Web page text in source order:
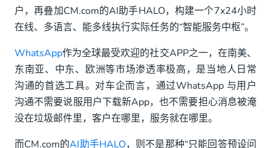
户，再叠加CM.com的AI助手HALO，构建一个7x24小时
在线、多语言、能多线执行实际任务的“智能服务中枢”。
WhatsApp作为全球最受欢迎的社交APP之一，在南美、
东南亚、中东、欧洲等市场渗透率极高，是当地人日常
沟通的首选工具。对车企而言，通过WhatsApp 与用户
沟通不需要说服用户下载新App，也不需要担心消息被淹
没在垃圾邮件里，客户在哪里，服务就在哪里。
而CM.com的AI助手HALO，则不是那种“只能回答预设问